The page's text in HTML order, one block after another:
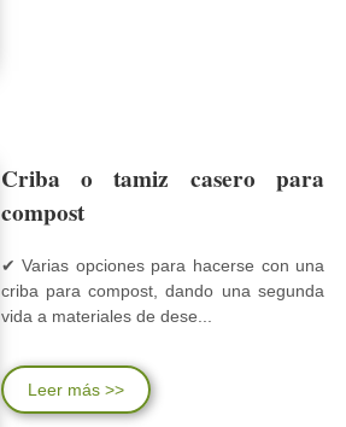
Criba o tamiz casero para
compost
✔ Varias opciones para hacerse con una
criba para compost, dando una segunda
vida a materiales de dese...
Leer más >>